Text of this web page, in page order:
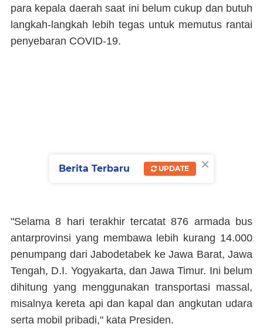
para kepala daerah saat ini belum cukup dan butuh
langkah-langkah lebih tegas untuk memutus rantai
penyebaran COVID-19.
"Selama 8 hari terakhir tercatat 876 armada bus
antarprovinsi yang membawa lebih kurang 14.000
penumpang dari Jabodetabek ke Jawa Barat, Jawa
Tengah, D.I. Yogyakarta, dan Jawa Timur. Ini belum
dihitung yang menggunakan transportasi massal,
misalnya kereta api dan kapal dan angkutan udara
serta mobil pribadi," kata Presiden.
×
Berita Terbaru UPDATE